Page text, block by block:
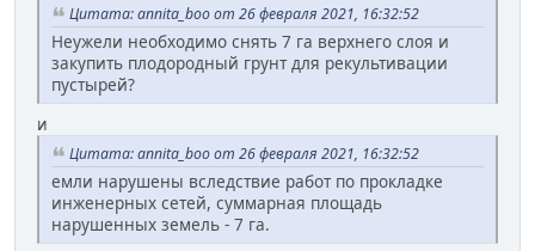
Цитата: annita_boo от 26 февраля 2021, 16:32:52
Неужели необходимо снять 7 га верхнего слоя и
закупить плодородный грунт для рекультивации
пустырей?
и
Цитата: annita_boo от 26 февраля 2021, 16:32:52
емли нарушены вследствие работ по прокладке
инженерных сетей, суммарная площадь
нарушенных земель - 7 га.